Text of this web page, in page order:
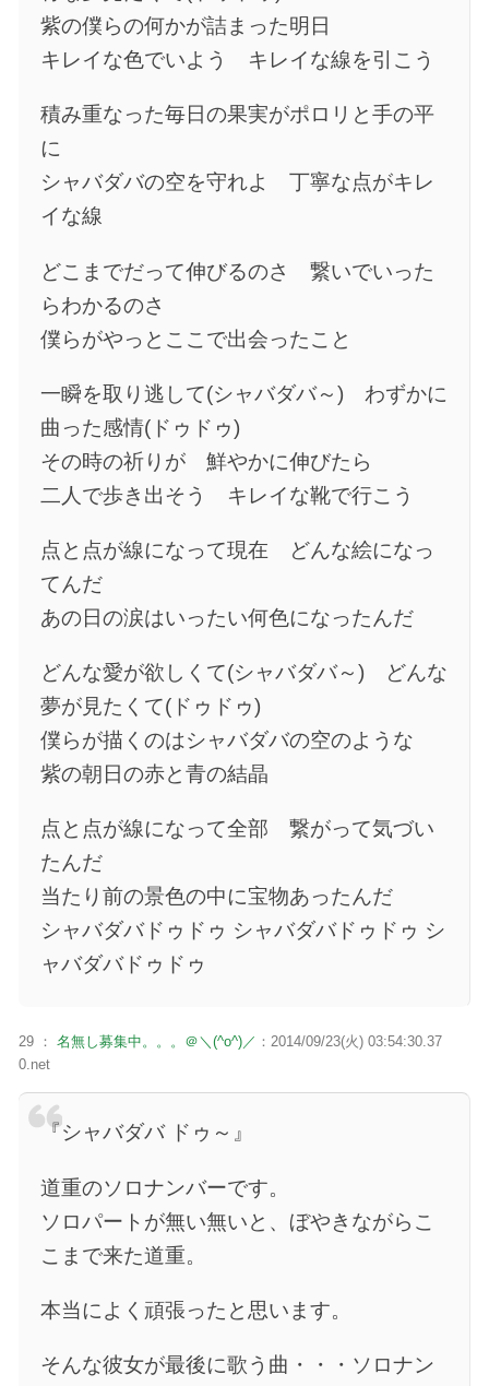
紫の僕らの何かが詰まった明日
キレイな色でいよう キレイな線を引こう
積み重なった毎日の果実がポロリと手の平
に
シャバダバの空を守れよ 丁寧な点がキレ
イな線
どこまでだって伸びるのさ 繋いでいった
らわかるのさ
僕らがやっとここで出会ったこと
一瞬を取り逃して(シャバダバ～) わずかに
曲った感情(ドゥドゥ)
その時の祈りが 鮮やかに伸びたら
二人で歩き出そう キレイな靴で行こう
点と点が線になって現在 どんな絵になっ
てんだ
あの日の涙はいったい何色になったんだ
どんな愛が欲しくて(シャバダバ～) どんな
夢が見たくて(ドゥドゥ)
僕らが描くのはシャバダバの空のような
紫の朝日の赤と青の結晶
点と点が線になって全部 繋がって気づい
たんだ
当たり前の景色の中に宝物あったんだ
シャバダバドゥドゥ シャバダバドゥドゥ シ
ャバダバドゥドゥ
29 ： 名無し募集中。。。＠＼(^o^)／ ：2014/09/23(火) 03:54:30.37
0.net
『シャバダバ ドゥ～』
道重のソロナンバーです。
ソロパートが無い無いと、ぼやきながらこ
こまで来た道重。
本当によく頑張ったと思います。
そんな彼女が最後に歌う曲・・・ソロナン